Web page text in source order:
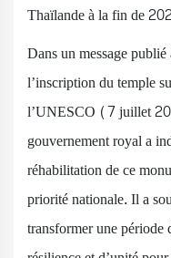
Thaïlande à la fin de
Dans un message
l’inscription du temple
l’UNESCO (7 juillet
gouvernement royal a
réhabilitation de ce
priorité nationale. Il a
transformer une